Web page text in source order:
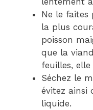
Ne le faites
la plus
poisson
que la
feuilles,
Séchez le
évitez ainsi
liquide.